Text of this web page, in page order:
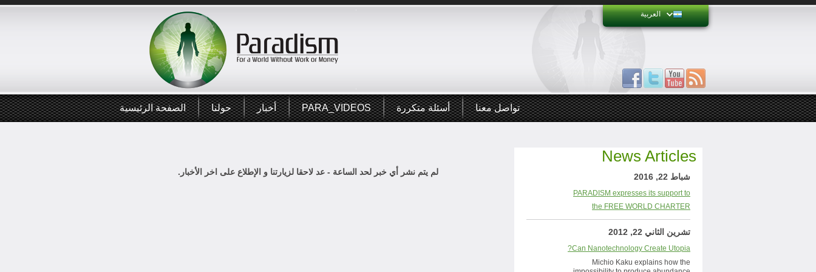
العربية
الصفحة الرئيسية حولنا أخبار PARA_VIDEOS أسئلة متكررة تواصل معنا
لم يتم نشر أي خبر لحد الساعة - عد لاحقا لزيارتنا و الإطلاع على اخر الأخبار.
News Articles
شباط 22, 2016
PARADISM expresses its support to
the FREE WORLD CHARTER
تشرين الثاني 22, 2012
Can Nanotechnology Create Utopia?
Michio Kaku explains how the